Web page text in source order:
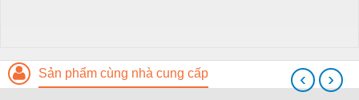
Sản phẩm cùng nhà cung cấp ‹ ›